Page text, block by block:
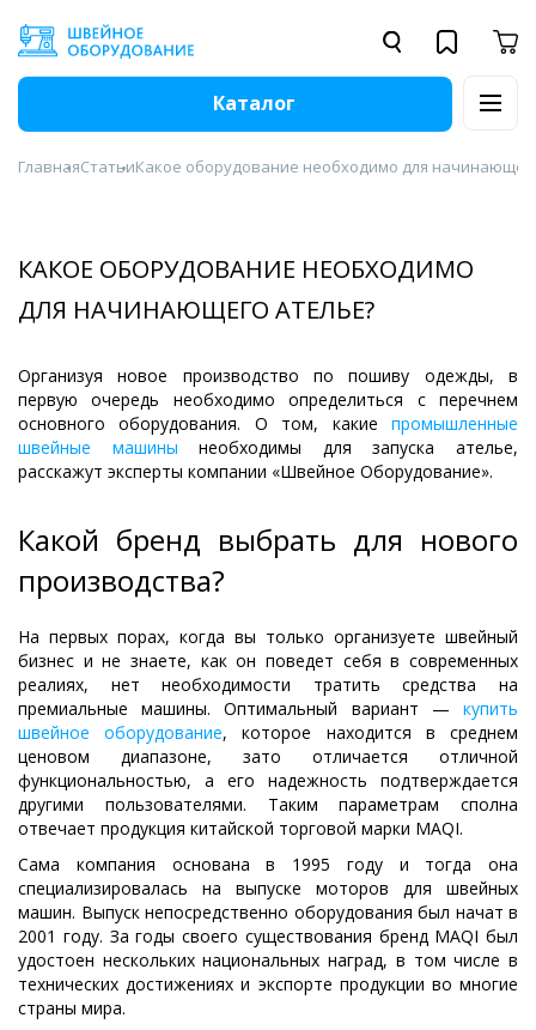
Каталог
ГлавнаяСтатьиКакое оборудование необходимо для
КАКОЕ ОБОРУДОВАНИЕ НЕОБХОДИМО
ДЛЯ НАЧИНАЮЩЕГО АТЕЛЬЕ?
Организуя новое производство по пошиву одежды, в
первую очередь необходимо определиться с перечнем
основного оборудования. О том, какие промышленные
швейные машины необходимы для запуска ателье,
расскажут эксперты компании «Швейное Оборудование».
Какой бренд выбрать для нового
производства?
На первых порах, когда вы только организуете швейный
бизнес и не знаете, как он поведет себя в современных
реалиях, нет необходимости тратить средства на
премиальные машины. Оптимальный вариант — купить
швейное оборудование, которое находится в среднем
ценовом диапазоне, зато отличается отличной
функциональностью, а его надежность подтверждается
другими пользователями. Таким параметрам сполна
отвечает продукция китайской торговой марки MAQI.
Сама компания основана в 1995 году и тогда она
специализировалась на выпуске моторов для швейных
машин. Выпуск непосредственно оборудования был начат в
2001 году. За годы своего существования бренд MAQI был
удостоен нескольких национальных наград, в том числе в
технических достижениях и экспорте продукции во многие
страны мира.